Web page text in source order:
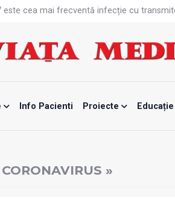
ar pune pacienții în pericol
la specialiști
mintală și caniculă?
mamei și copilului
Info Pacienti Proiecte Educație
»